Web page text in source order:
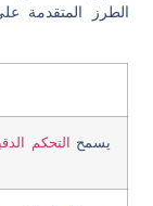
الطرز المتقدمة
يسمح التحكم